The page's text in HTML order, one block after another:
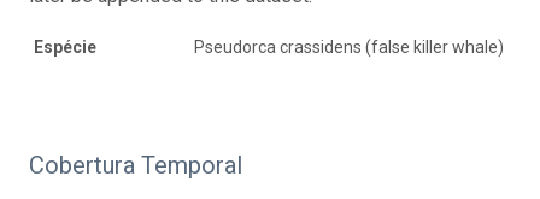
Espécie Pseudorca crassidens (false killer whale)
Cobertura Temporal